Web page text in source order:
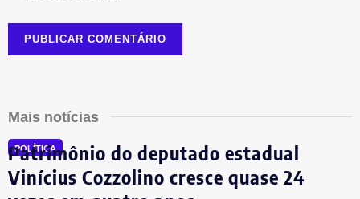
Mais notícias
POLÍTICA
Patrimônio do deputado estadual
Vinícius Cozzolino cresce quase 24